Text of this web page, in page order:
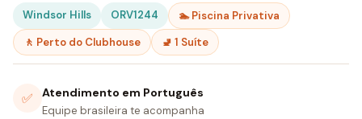
Windsor Hills ORV1244
🏊 Piscina Privativa
🚶 Perto do Clubhouse
🚽 1 Suíte
✅ Atendimento em Português
Equipe brasileira te acompanha